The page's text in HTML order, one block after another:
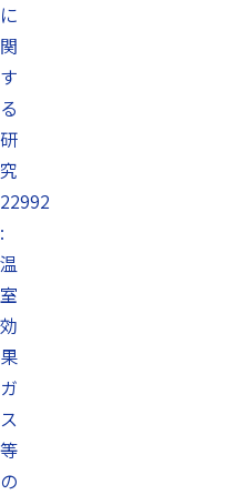
に
関
す
る
研
究
22992
:
温
室
効
果
ガ
ス
等
の